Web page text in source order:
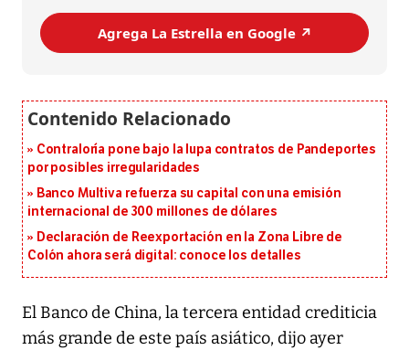
Agrega La Estrella en Google ↗️
Contraloría pone bajo la lupa contratos de Pandeportes
por posibles irregularidades
Banco Multiva refuerza su capital con una emisión
internacional de 300 millones de dólares
Declaración de Reexportación en la Zona Libre de
Colón ahora será digital: conoce los detalles
El Banco de China, la tercera entidad crediticia
más grande de este país asiático, dijo ayer